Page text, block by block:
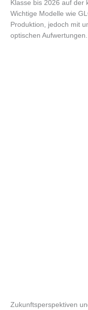
Klasse bis 2026 auf der
Wichtige Modelle wie
Produktion, jedoch mit
optischen Aufwertungen.
Zukunftsperspektiven